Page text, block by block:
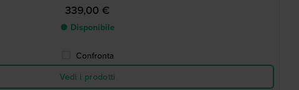
339,00 €
● Disponibile
Confronta
Vedi i prodotti